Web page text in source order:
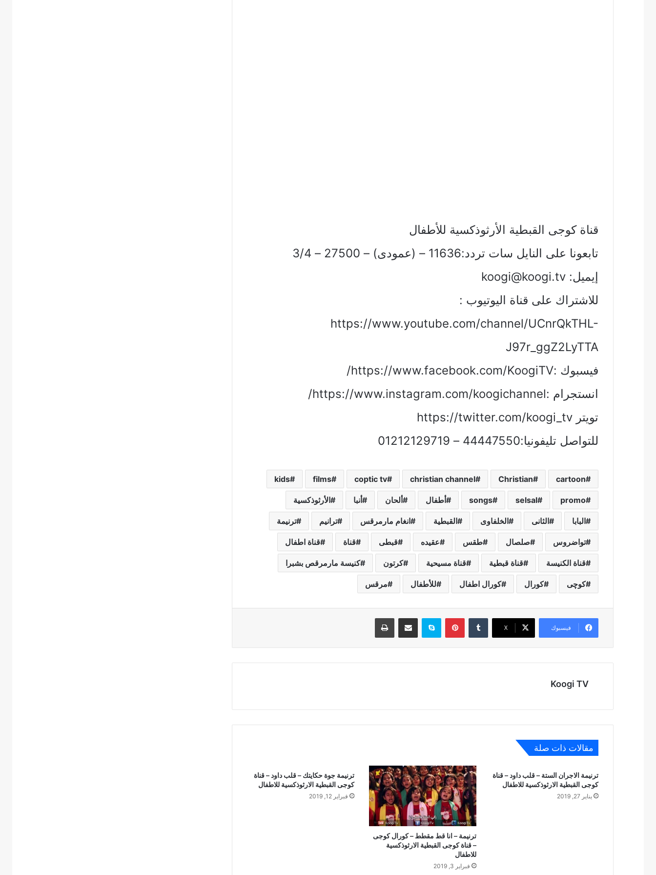
قناة كوجى القبطية الأرثوذكسية للأطفال
تابعونا على النايل سات تردد:11636 – (عمودى) – 27500 – 3/4
إيميل: koogi@koogi.tv
للاشتراك على قناة اليوتيوب :
https://www.youtube.com/channel/UCnrQkTHL-
J97r_ggZ2LyTTA
فيسبوك :https://www.facebook.com/KoogiTV/
انستجرام :https://www.instagram.com/koogichannel/
تويتر https://twitter.com/koogi_tv
للتواصل تليفونيا:44447550 – 01212129719
cartoon
Christian
christian channel
coptic tv
films
kids
promo
selsal
songs أطفال ألحان أنبا الأرثوذكسية
البابا الثانى الخلفاوى القبطية انغام مارمرقس ترانيم ترنيمة
تواضروس صلصال طقس عقيده قبطى قناة قناة اطفال
قناة الكنيسة قناة قبطية قناة مسيحية كرتون كنيسة مارمرقص بشبرا
كوچى كورال كورال اطفال للأطفال مرقس
فيسبوك ‫X
بينتيريستسكايب مشاركة عبر البريد طباعة
Koogi TV
مقالات ذات صلة
ترنيمة الاجران الستة – قلب داود – قناة
كوجى القبطية الارثوذكسية للاطفال
يناير 27, 2019
ترنيمة – انا قط مقطط – كورال كوجى
– قناة كوجى القبطية الارثوذكسية
للاطفال
فبراير 3, 2019
ترنيمة جوة حكايتك – قلب داود – قناة
كوجى القبطية الارثوذكسية للاطفال
فبراير 12, 2019